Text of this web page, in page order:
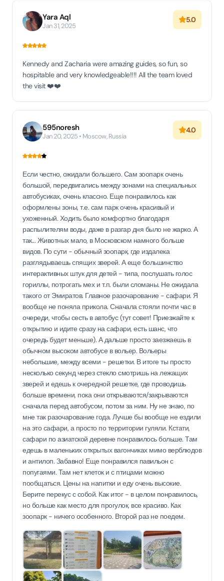
Yara Aql
Jan 31, 2025
5.0
Kennedy and Zacharia were amazing guides, so fun, so
hospitable and very knowledgeable!!!! All the team loved
the visit ❤️❤️
595noresh
Jan 20, 2025 • Moscow, Russia
4.0
Если честно, ожидали большего. Сам зоопарк очень
большой, передвигались между зонами на специальных
автобусиках, очень классно. Еще понравилось как
оформлены зоны, т.е. сам парк очень красивый и
ухоженный. Ходить было комфортно благодаря
распылителям воды, даже в разгар дня было не жарко. А
так... Животных мало, в Московском намного больше
видов. По сути - обычный зоопарк, где издалека
разглядываешь спящих зверей. А еще большинство
интерактивных штук для детей - типа, послушать голос
гориллы, потрогать мех и т.п. были сломаны. Не ожидала
такого от Эмиратов. Главное разочарование - сафари. Я
вообще не поняла прикола. Сначала стояли почти час в
очереди, чтобы сесть в автобус (тут совет! Приезжайте к
открытию и идите сразу на сафари, есть шанс, что
очередь будет меньше). А дальше просто заезжаешь в
обычном высоком автобусе в вольер. Вольеры
небольшие, между всеми - решетки. В итоге ты просто
несколько секунд через стекло смотришь на лежащих
зверей и едешь к очередной решетке, где проводишь
больше времени, пока они открываются/закрываются
сначала перед автобусом, потом за ним. Ну не знаю, по
мне так разочарование года. Лучше бы вообще не ездили
на это сафари, а просто по территории гуляли. Кстати,
сафари по азиатской деревне понравилось больше. Там
едешь в маленьких открытых вагончиках мимо верблюдов
и антилоп. Забавно! Еще понравился павильон с
попугаями. Там нет клеток и с птицами можно
пообщаться. Цены на напитки и еду очень высокие.
Берите перекус с собой. Как итог - в целом понравилось,
но больше как место для прогулок, все красиво. Как
зоопарк - ничего особенного. Второй раз не поедем.